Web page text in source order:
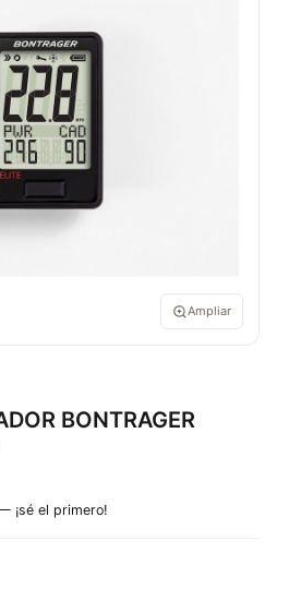
Ampliar
BONTRAGER
¡sé el primero!